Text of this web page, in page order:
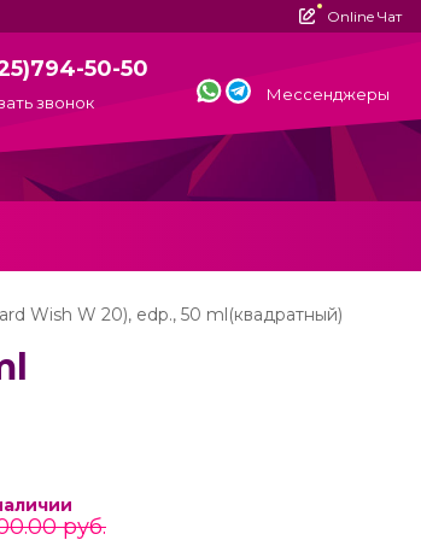
Online Чат
50-50
звонок Мессенджеры
Wish W 20), edp., 50 ml(квадратный)
руб.